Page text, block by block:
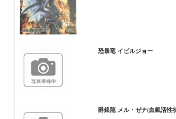
恐暴竜 イビルジョーいびるじ
爵銀龍 メル・ゼナ(血氣活性